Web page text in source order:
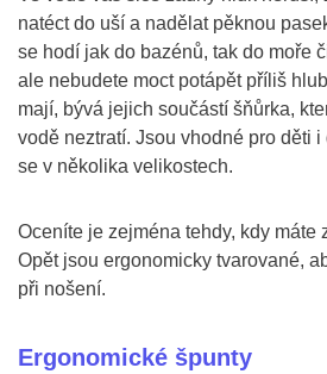
natéct do uší a nadělat pěknou
se hodí jak do bazénů, tak do moře
ale nebudete moct potápět příliš
mají, bývá jejich součástí šňůrka,
vodě neztratí. Jsou vhodné pro děti
se v několika velikostech.
Oceníte je zejména tehdy, kdy máte
Opět jsou ergonomicky tvarované,
při nošení.
Ergonomické špunty